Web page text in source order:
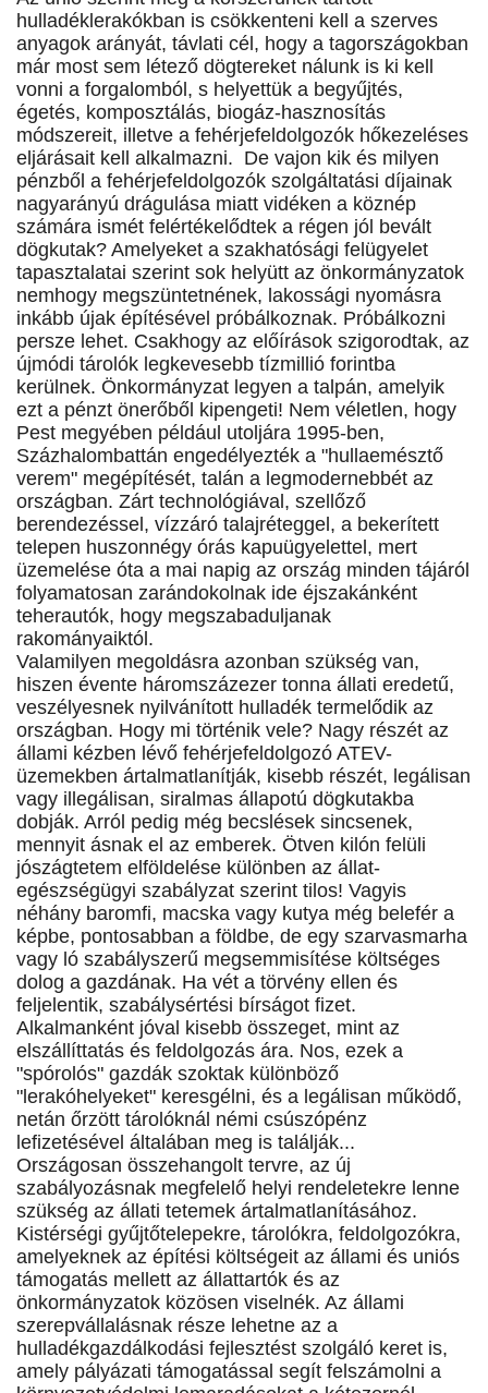
hulladéklerakókban is csökkenteni kell a szerves
anyagok arányát, távlati cél, hogy a tagországokban
már most sem létező dögtereket nálunk is ki kell
vonni a forgalomból, s helyettük a begyűjtés,
égetés, komposztálás, biogáz-hasznosítás
módszereit, illetve a fehérjefeldolgozók hőkezeléses
eljárásait kell alkalmazni. De vajon kik és milyen
pénzből a fehérjefeldolgozók szolgáltatási díjainak
nagyarányú drágulása miatt vidéken a köznép
számára ismét felértékelődtek a régen jól bevált
dögkutak? Amelyeket a szakhatósági felügyelet
tapasztalatai szerint sok helyütt az önkormányzatok
nemhogy megszüntetnének, lakossági nyomásra
inkább újak építésével próbálkoznak. Próbálkozni
persze lehet. Csakhogy az előírások szigorodtak, az
újmódi tárolók legkevesebb tízmillió forintba
kerülnek. Önkormányzat legyen a talpán, amelyik
ezt a pénzt önerőből kipengeti! Nem véletlen, hogy
Pest megyében például utoljára 1995-ben,
Százhalombattán engedélyezték a "hullaemésztő
verem" megépítését, talán a legmodernebbét az
országban. Zárt technológiával, szellőző
berendezéssel, vízzáró talajréteggel, a bekerített
telepen huszonnégy órás kapuügyelettel, mert
üzemelése óta a mai napig az ország minden tájáról
folyamatosan zarándokolnak ide éjszakánként
teherautók, hogy megszabaduljanak
rakományaiktól.
Valamilyen megoldásra azonban szükség van,
hiszen évente háromszázezer tonna állati eredetű,
veszélyesnek nyilvánított hulladék termelődik az
országban. Hogy mi történik vele? Nagy részét az
állami kézben lévő fehérjefeldolgozó ATEV-
üzemekben ártalmatlanítják, kisebb részét, legálisan
vagy illegálisan, siralmas állapotú dögkutakba
dobják. Arról pedig még becslések sincsenek,
mennyit ásnak el az emberek. Ötven kilón felüli
jószágtetem elföldelése különben az állat-
egészségügyi szabályzat szerint tilos! Vagyis
néhány baromfi, macska vagy kutya még belefér a
képbe, pontosabban a földbe, de egy szarvasmarha
vagy ló szabályszerű megsemmisítése költséges
dolog a gazdának. Ha vét a törvény ellen és
feljelentik, szabálysértési bírságot fizet.
Alkalmanként jóval kisebb összeget, mint az
elszállíttatás és feldolgozás ára. Nos, ezek a
"spórolós" gazdák szoktak különböző
"lerakóhelyeket" keresgélni, és a legálisan működő,
netán őrzött tárolóknál némi csúszópénz
lefizetésével általában meg is találják...
Országosan összehangolt tervre, az új
szabályozásnak megfelelő helyi rendeletekre lenne
szükség az állati tetemek ártalmatlanításához.
Kistérségi gyűjtőtelepekre, tárolókra, feldolgozókra,
amelyeknek az építési költségeit az állami és uniós
támogatás mellett az állattartók és az
önkormányzatok közösen viselnék. Az állami
szerepvállalásnak része lehetne az a
hulladékgazdálkodási fejlesztést szolgáló keret is,
amely pályázati támogatással segít felszámolni a